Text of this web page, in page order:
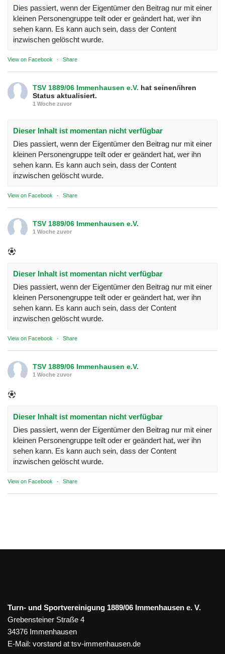
Dies passiert, wenn der Eigentümer den Beitrag nur mit einer
kleinen Personengruppe teilt oder er geändert hat, wer ihn
sehen kann. Es kann auch sein, dass der Content
inzwischen gelöscht wurde.
View on Facebook · Share
TSV 1889/06 Immenhausen e.V. hat seinen/ihren
Status aktualisiert.
1 Woche zuvor
Dieser Inhalt ist momentan nicht verfügbar
Dies passiert, wenn der Eigentümer den Beitrag nur mit einer
kleinen Personengruppe teilt oder er geändert hat, wer ihn
sehen kann. Es kann auch sein, dass der Content
inzwischen gelöscht wurde.
View on Facebook · Share
TSV 1889/06 Immenhausen e.V.
1 Woche zuvor
Dieser Inhalt ist momentan nicht verfügbar
Dies passiert, wenn der Eigentümer den Beitrag nur mit einer
kleinen Personengruppe teilt oder er geändert hat, wer ihn
sehen kann. Es kann auch sein, dass der Content
inzwischen gelöscht wurde.
View on Facebook · Share
TSV 1889/06 Immenhausen e.V.
1 Woche zuvor
Dieser Inhalt ist momentan nicht verfügbar
Dies passiert, wenn der Eigentümer den Beitrag nur mit einer
kleinen Personengruppe teilt oder er geändert hat, wer ihn
sehen kann. Es kann auch sein, dass der Content
inzwischen gelöscht wurde.
View on Facebook · Share
Turn- und Sportvereinigung 1889/06 Immenhausen e. V.
Grebensteiner Straße 4
34376 Immenhausen
E-Mail: vorstand at tsv-immenhausen.de